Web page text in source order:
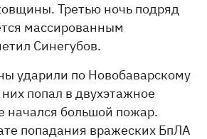
Третью ночь подряд
массированным
Синегубов.
ударили по Новобаварскому
попал в двухэтажное
начался большой пожар.
попадания вражеских БпЛА